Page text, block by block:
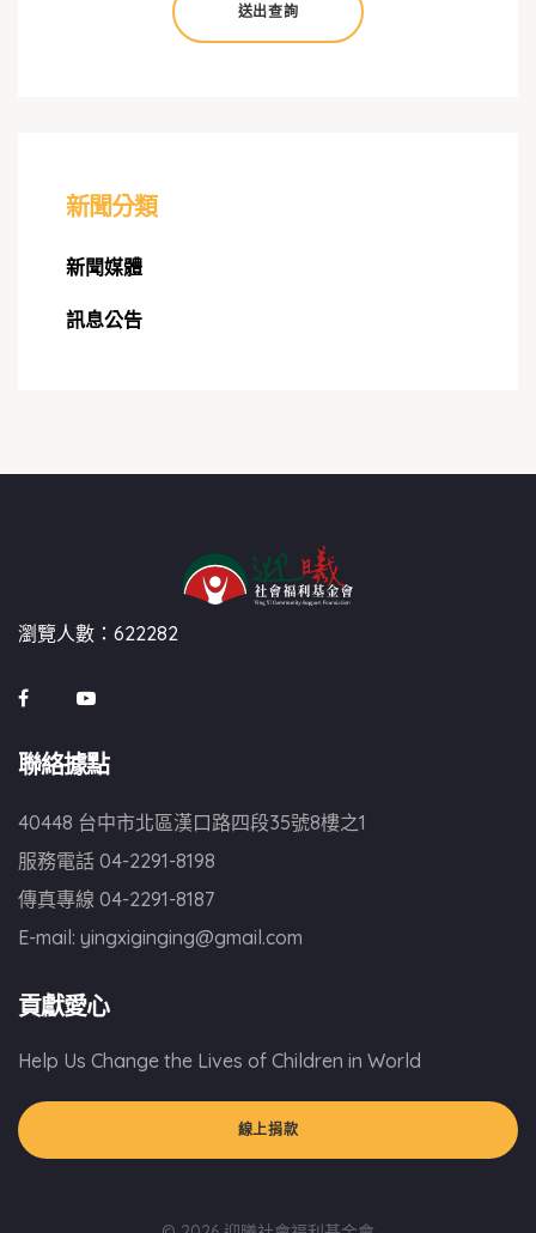
送出查詢
新聞分類
新聞媒體
訊息公告
瀏覽人數：622282
聯絡據點
40448 台中市北區漢口路四段35號8樓之1
服務電話 04-2291-8198
傳真專線 04-2291-8187
E-mail: yingxiginging@gmail.com
貢獻愛心
Help Us Change the Lives of Children in World
線上捐款